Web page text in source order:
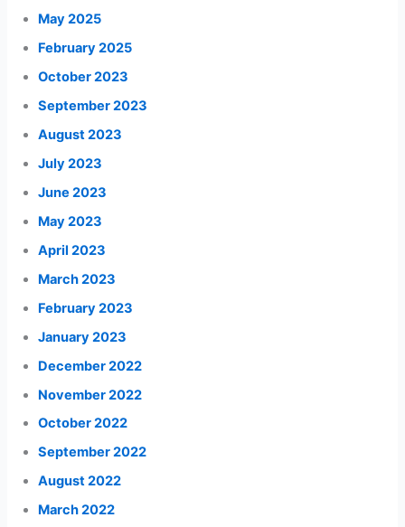
May 2025
February 2025
October 2023
September 2023
August 2023
July 2023
June 2023
May 2023
April 2023
March 2023
February 2023
January 2023
December 2022
November 2022
October 2022
September 2022
August 2022
March 2022